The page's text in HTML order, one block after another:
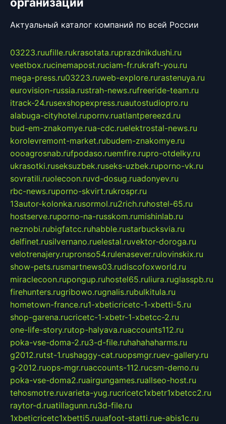
Актуальный каталог компаний по всей России
03223.ruufille.rukrasotata.ruprazdnikdushi.ru
veetbox.rucinemapost.ruciam-fr.rukraft-you.ru
mega-press.ru03223.ruweb-explore.rurastenuya.ru
eurovision-russia.rustrah-news.rufreeride-team.ru
itrack-24.rusexshopexpress.ruautostudiopro.ru
alabuga-cityhotel.rupornv.ruatlantpereezd.ru
bud-em-znakomye.rua-cdc.ruelektrostal-news.ru
korolevremont-market.rubudem-znakomye.ru
oooagrosnab.rufpodaso.ruemfire.rupro-otdelky.ru
ukrasotki.ruseksuzbek.ruseks-uzbek.ruporno-vk.ru
sovratili.ruolecoon.ruvd-dosug.ruadonyev.ru
rbc-news.ruporno-skvirt.rukrospr.ru
13autor-kolonka.rusormol.ru2rich.ruhostel-65.ru
hostserve.ruporno-na-russkom.rumishinlab.ru
neznobi.rubigfatcc.ruhabble.rustarbucksvia.ru
delfinet.rusilvernano.ruelestal.ruvektor-doroga.ru
velotrenajery.rupronso54.rulenasever.rulovinskix.ru
show-pets.rusmartnews03.rudiscofoxworld.ru
miraclecoon.rupongup.ruhostel65.ruliura.ruglasspb.ru
firehunters.rugribowo.rugnalis.rubulkitula.ru
hometown-france.ru1-xbeticricetc-1-xbetti-5.ru
shop-garena.rucricetc-1-xbetr-1-xbetcc-2.ru
one-life-story.rutop-halyava.ruaccounts112.ru
poka-vse-doma-2.ru3-d-file.ruhahahaharms.ru
g2012.rutst-1.rushaggy-cat.ruopsmgr.ruev-gallery.ru
g-2012.ruops-mgr.ruaccounts-112.rucsm-demo.ru
poka-vse-doma2.ruairgungames.ruallseo-host.ru
tehosmotre.ruvarieta-yug.rucricetc1xbetr1xbetcc2.ru
raytor-d.ruatillagunn.ru3d-file.ru
1xbeticricetc1xbetti5.ruuafoot-statti.rue-abis1c.ru